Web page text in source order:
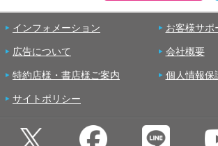
インフォメーション お客様サポ
広告について 会社概要
特約店様・書店様ご案内 個人情報保
サイトポリシー